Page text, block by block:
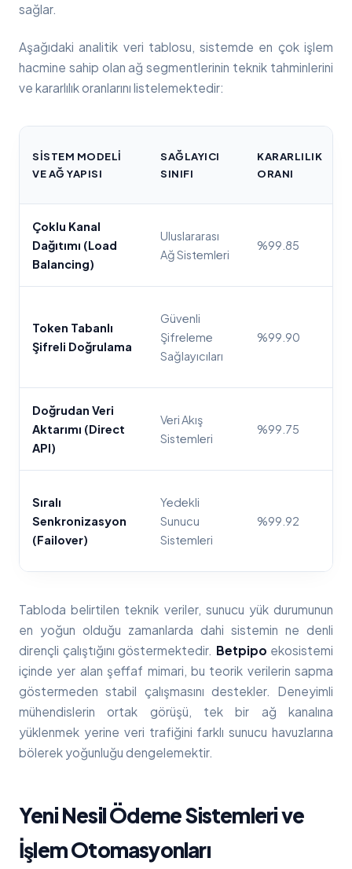
sağlar.
Aşağıdaki analitik veri tablosu, sistemde en çok işlem
hacmine sahip olan ağ segmentlerinin teknik tahminlerini
ve kararlılık oranlarını listelemektedir:
SISTEM MODELI
VE AĞ YAPISI
SAĞLAYICI
SINIFI
KARARLILIK
ORANI
Çoklu Kanal
Dağıtımı (Load
Balancing)
Uluslararası
Ağ Sistemleri
%99.85
Token Tabanlı
Şifreli Doğrulama
Güvenli
Şifreleme
Sağlayıcıları
%99.90
Doğrudan Veri
Aktarımı (Direct
API)
Veri Akış
Sistemleri
%99.75
Sıralı
Senkronizasyon
(Failover)
Yedekli
Sunucu
Sistemleri
%99.92
Tabloda belirtilen teknik veriler, sunucu yük durumunun
en yoğun olduğu zamanlarda dahi sistemin ne denli
dirençli çalıştığını göstermektedir. Betpipo ekosistemi
içinde yer alan şeffaf mimari, bu teorik verilerin sapma
göstermeden stabil çalışmasını destekler. Deneyimli
mühendislerin ortak görüşü, tek bir ağ kanalına
yüklenmek yerine veri trafiğini farklı sunucu havuzlarına
bölerek yoğunluğu dengelemektir.
Yeni Nesil Ödeme Sistemleri ve
İşlem Otomasyonları